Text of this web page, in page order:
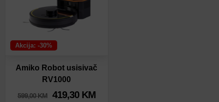
Akcija: -30%
Amiko Robot usisivač
RV1000
599,00KM 419,30 KM